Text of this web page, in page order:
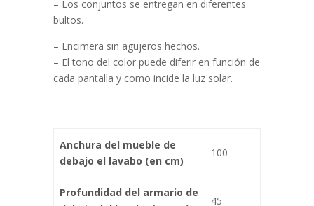
– Los conjuntos se entregan en diferentes
bultos.
– Encimera sin agujeros hechos.
– El tono del color puede diferir en función de
cada pantalla y como incide la luz solar.
Anchura del mueble de
debajo el lavabo (en cm)
100
Profundidad del armario de
45